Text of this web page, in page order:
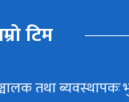
टिम
तथा